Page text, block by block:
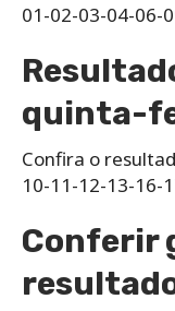
01-02-03-04-06-
quinta-
Confira o
10-11-12-13-16-
Conferir